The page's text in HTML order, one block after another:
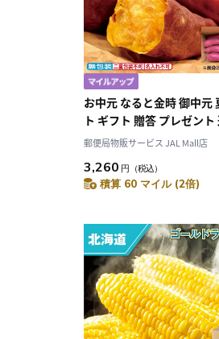
お中元 なると金時 御中元
ト ギフト 贈答 プレゼント
み
郵便局物販サービス JAL Mall店
3,260 円 （税込）
積算 60 マイル (2倍)